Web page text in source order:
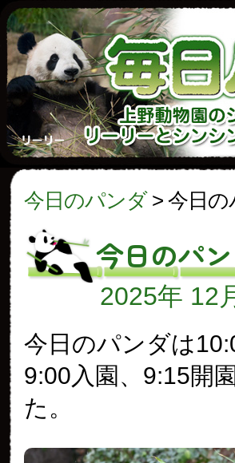
今日のパンダ> 今日の
今日のパ
2025年 12
今日のパンダは
9:00入園、9:15開
た。